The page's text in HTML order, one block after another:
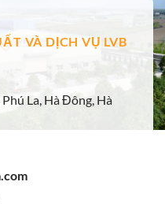
VÀ DỊCH VỤ LVB
La, Hà Đông, Hà